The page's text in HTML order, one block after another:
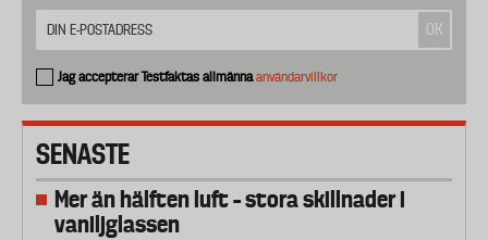
Jag accepterar Testfaktas allmännaanvändarvillkor
SENASTE
Mer än hälften luft – stora skillnader i
vaniljglassen